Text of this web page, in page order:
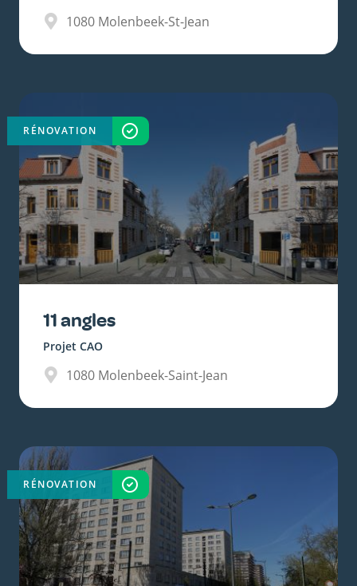
1080 Molenbeek-St-Jean
11 angles
Projet CAO
1080 Molenbeek-Saint-Jean
RÉNOVATION TERMINÉ
RÉNOVATION TERMINÉ